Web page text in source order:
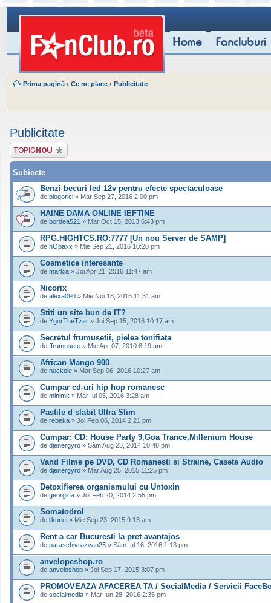
Prima pagină ‹ Ce ne place ‹ Publicitate
Publicitate
Scrie un subiect
nou
Subiecte
Benzi becuri led 12v pentru efecte spectaculoase
de blogorici » Mar Sep 27, 2016 2:00 pm
HAINE DAMA ONLINE IEFTINE
de bordea521 » Mar Oct 15, 2013 6:43 pm
RPG.HIGHTCS.RO:7777 [Un nou Server de SAMP]
de hOpaxx » Mie Sep 21, 2016 10:20 pm
Cosmetice interesante
de markia » Joi Apr 21, 2016 11:47 am
Nicorix
de alexa090 » Mie Noi 18, 2015 11:31 am
Stiti un site bun de IT?
de YgorTheTzar » Joi Sep 15, 2016 10:17 am
Secretul frumusetii, pielea tonifiata
de ffrumusete » Mie Apr 07, 2010 8:19 am
African Mango 900
de nuckole » Mar Sep 06, 2016 10:27 am
Cumpar cd-uri hip hop romanesc
de minimk » Mar Iul 05, 2016 3:28 am
Pastile d slabit Ultra Slim
de rebeka » Joi Feb 06, 2014 2:21 pm
Cumpar: CD: House Party 9,Goa Trance,Millenium House
de djenergyro » Sâm Aug 23, 2014 10:48 pm
Vand Filme pe DVD, CD Romanesti si Straine, Casete Audio
de djenergyro » Mar Aug 25, 2015 11:25 pm
Detoxifierea organismului cu Untoxin
de georgica » Joi Feb 20, 2014 2:55 pm
Somatodrol
de likurici » Mie Sep 23, 2015 9:13 am
Rent a car Bucuresti la pret avantajos
de paraschivrazvan25 » Sâm Iul 16, 2016 1:13 pm
anvelopeshop.ro
de anveloshop » Joi Sep 17, 2015 3:07 pm
PROMOVEAZA AFACEREA TA / SocialMedia / Servicii
de socialmedia » Mar Iun 28, 2016 2:35 pm